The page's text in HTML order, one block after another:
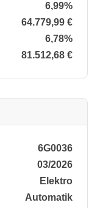
6,99%
64.779,99 €
6,78%
81.512,68 €
6G0036
03/2026
Elektro
Automatik